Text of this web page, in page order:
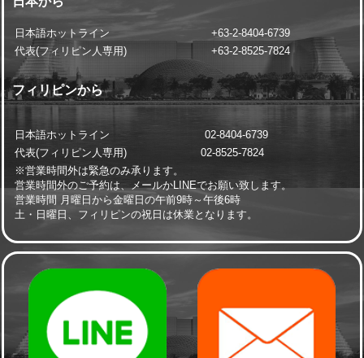
日本語ホットライン
+63-2-8404-6739
代表(フィリピン人専用)
+63-2-8525-7824
フィリピンから
日本語ホットライン 02-8404-6739
代表(フィリピン人専用) 02-8525-7824
※営業時間外は緊急のみ承ります。
営業時間外のご予約は、メールかLINEでお願い致します。
営業時間 月曜日から金曜日の午前9時～午後6時
土・日曜日、フィリピンの祝日は休業となります。